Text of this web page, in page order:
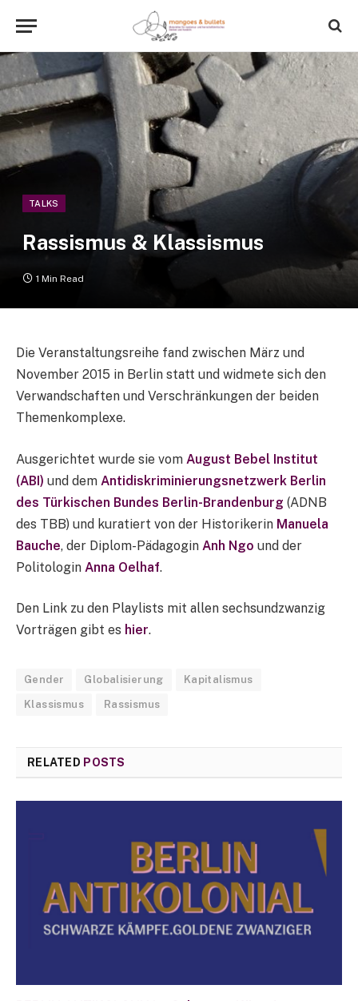
TALKS
Rassismus & Klassismus
1 Min Read
Die Veranstaltungsreihe fand zwischen März und
November 2015 in Berlin statt und widmete sich den
Verwandschaften und Verschränkungen der beiden
Themenkomplexe.
Ausgerichtet wurde sie vom August Bebel Institut
(ABI) und dem Antidiskriminierungsnetzwerk Berlin
des Türkischen Bundes Berlin-Brandenburg (ADNB
des TBB) und kuratiert von der Historikerin Manuela
Bauche, der Diplom-Pädagogin Anh Ngo und der
Politologin Anna Oelhaf.
Den Link zu den Playlists mit allen sechsundzwanzig
Vorträgen gibt es hier.
Gender Globalisierung Kapitalismus
Klassismus Rassismus
RELATED POSTS